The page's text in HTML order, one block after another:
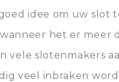
idee om uw slot
het er meer
vele slotenmakers
veel inbraken